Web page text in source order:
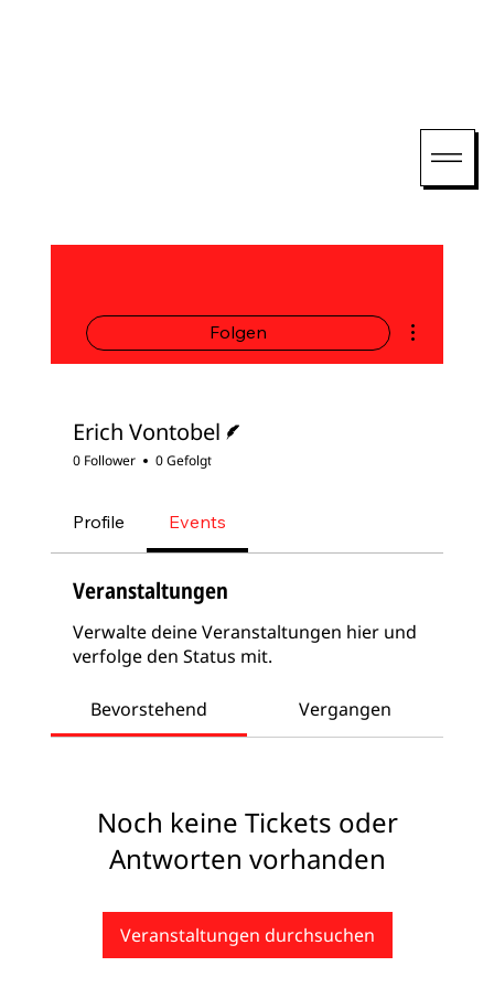
Folgen
Erich Vontobel
0 Follower 0 Gefolgt
Profile Events
Veranstaltungen
Verwalte deine Veranstaltungen hier und
verfolge den Status mit.
Bevorstehend Vergangen
Noch keine Tickets oder
Antworten vorhanden
Veranstaltungen durchsuchen